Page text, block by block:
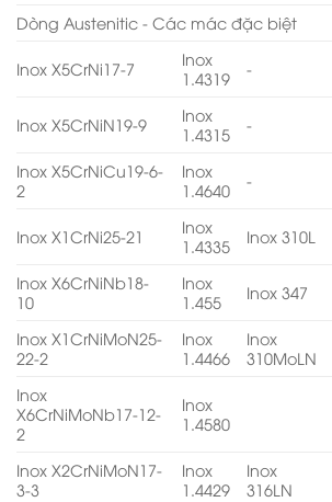
Dòng Austenitic - Các mác đặc biệt
Inox X5CrNi17-7
Inox
1.4319
-
Inox X5CrNiN19-9
Inox
1.4315
-
Inox X5CrNiCu19-6-
2
Inox
1.4640
-
Inox X1CrNi25-21
Inox
1.4335
Inox 310L
Inox X6CrNiNb18-
10
Inox
1.455
Inox 347
Inox X1CrNiMoN25-
22-2
Inox
1.4466
Inox
310MoLN
Inox
X6CrNiMoNb17-12-
2
Inox
1.4580
Inox X2CrNiMoN17-
3-3
Inox
1.4429
Inox
316LN